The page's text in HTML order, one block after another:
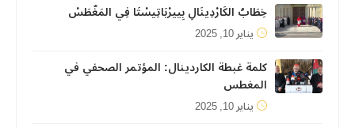
خِطَابُ الكَارْدِينَالِ بِييرْبَاتِيسْتَا فِي المَغّطَسْ
يناير 10, 2025
كلمة غبطة الكاردينال: المؤتمر الصحفي في
المغطس
يناير 10, 2025